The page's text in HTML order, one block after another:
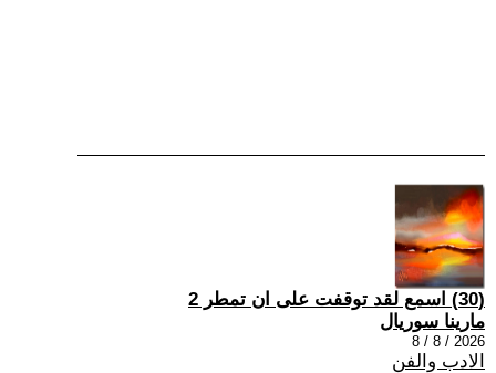
(30) اسمع لقد توقفت على ان تمطر 2
مارينا سوريال
2026 / 8 / 8
الادب والفن